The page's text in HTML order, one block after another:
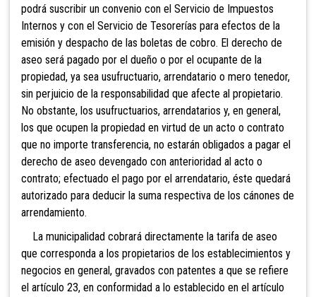
podrá suscribir un convenio con el Servicio de Impuestos
Internos y con el Servicio de Tesorerías para efectos de la
emisión y despacho de las boletas de cobro. El derecho de
aseo será pagado por el dueño o por el ocupante de la
propiedad, ya sea usufructuario, arrendatario o mero tenedor,
sin perjuicio de la responsabilidad que afecte al propietario.
No obstante, los usufructuarios, arrendatarios y, en general,
los que ocupen la propiedad en virtud de un acto o contrato
que no importe transferencia, no estarán obligados a pagar el
derecho de aseo devengado con anterioridad al acto o
contrato; efectuado el pago por el arrendatario, éste quedará
autorizado para deducir la suma respectiva de los cánones de
arrendamiento.
La municipalidad cobrará directamente la tarifa de aseo
que corresponda a los propietarios de los establecimientos y
negocios en general, gravados con patentes a que se refiere
el artículo 23, en conformidad a lo establecido en el artículo